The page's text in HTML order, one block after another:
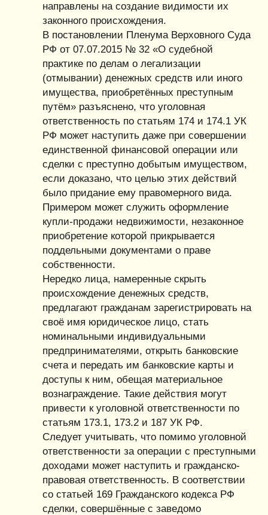
направлены на создание видимости их
законного происхождения.
В постановлении Пленума Верховного Суда
РФ от 07.07.2015 № 32 «О судебной
практике по делам о легализации
(отмывании) денежных средств или иного
имущества, приобретённых преступным
путём» разъяснено, что уголовная
ответственность по статьям 174 и 174.1 УК
РФ может наступить даже при совершении
единственной финансовой операции или
сделки с преступно добытым имуществом,
если доказано, что целью этих действий
было придание ему правомерного вида.
Примером может служить оформление
купли-продажи недвижимости, незаконное
приобретение которой прикрывается
поддельными документами о праве
собственности.
Нередко лица, намеренные скрыть
происхождение денежных средств,
предлагают гражданам зарегистрировать на
своё имя юридическое лицо, стать
номинальными индивидуальными
предпринимателями, открыть банковские
счета и передать им банковские карты и
доступы к ним, обещая материальное
вознаграждение. Такие действия могут
привести к уголовной ответственности по
статьям 173.1, 173.2 и 187 УК РФ.
Следует учитывать, что помимо уголовной
ответственности за операции с преступными
доходами может наступить и гражданско-
правовая ответственность. В соответствии
со статьей 169 Гражданского кодекса РФ
сделки, совершённые с заведомо